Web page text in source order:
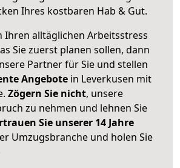
Ihres kostbaren Hab & Gut.
Ihren alltäglichen Arbeitsstress
Sie zuerst planen sollen, dann
Partner für Sie und stellen
Angebote in Leverkusen mit
Zögern Sie nicht, unsere
zu nehmen und lehnen Sie
Sie unserer 14 Jahre
Umzugsbranche und holen Sie